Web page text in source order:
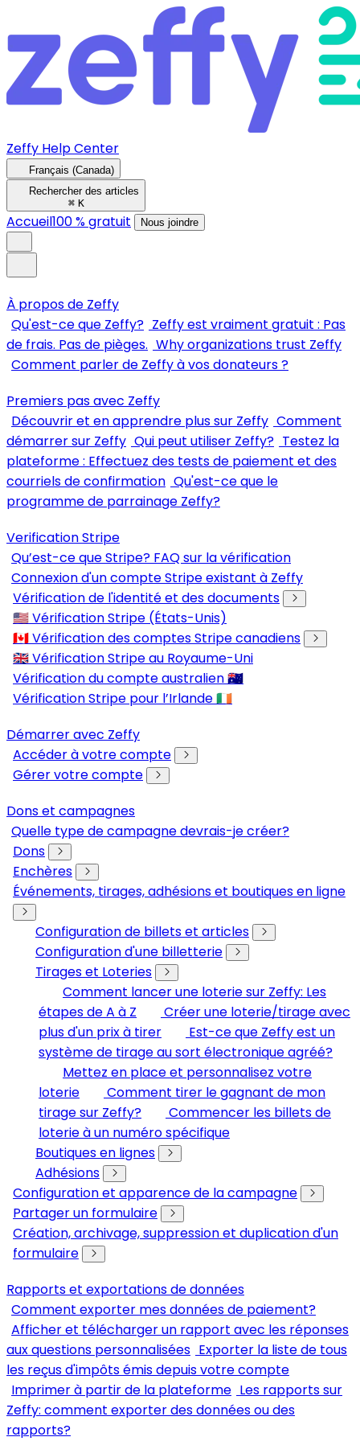
Zeffy Help Center
Français (Canada)
Rechercher des articles
⌘ K
Accueil100 % gratuit Nous joindre
À propos de Zeffy
Qu'est-ce que Zeffy? Zeffy est vraiment gratuit : Pas
de frais. Pas de pièges. Why organizations trust Zeffy
Comment parler de Zeffy à vos donateurs ?
Premiers pas avec Zeffy
Découvrir et en apprendre plus sur Zeffy Comment
démarrer sur Zeffy Qui peut utiliser Zeffy? Testez la
plateforme : Effectuez des tests de paiement et des
courriels de confirmation Qu'est-ce que le
programme de parrainage Zeffy?
Verification Stripe
Qu’est-ce que Stripe? FAQ sur la vérification
Connexion d'un compte Stripe existant à Zeffy
Vérification de l'identité et des documents
🇺🇸 Vérification Stripe (États-Unis)
🇨🇦 Vérification des comptes Stripe canadiens
🇬🇧 Vérification Stripe au Royaume-Uni
Vérification du compte australien 🇦🇺
Vérification Stripe pour l’Irlande 🇮🇪
Démarrer avec Zeffy
Accéder à votre compte
Gérer votre compte
Dons et campagnes
Quelle type de campagne devrais-je créer?
Dons
Enchères
Événements, tirages, adhésions et boutiques en ligne
Configuration de billets et articles
Configuration d'une billetterie
Tirages et Loteries
Comment lancer une loterie sur Zeffy: Les
étapes de A à Z
Créer une loterie/tirage avec
plus d'un prix à tirer
Est-ce que Zeffy est un
système de tirage au sort électronique agréé?
Mettez en place et personnalisez votre
loterie
Comment tirer le gagnant de mon
tirage sur Zeffy?
Commencer les billets de
loterie à un numéro spécifique
Boutiques en lignes
Adhésions
Configuration et apparence de la campagne
Partager un formulaire
Création, archivage, suppression et duplication d'un
formulaire
Rapports et exportations de données
Comment exporter mes données de paiement?
Afficher et télécharger un rapport avec les réponses
aux questions personnalisées Exporter la liste de tous
les reçus d'impôts émis depuis votre compte
Imprimer à partir de la plateforme Les rapports sur
Zeffy: comment exporter des données ou des
rapports?